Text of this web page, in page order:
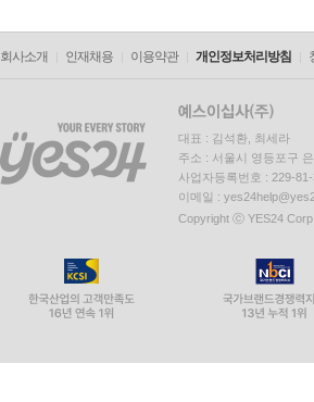
회사소개 인재채용 이용약관 개인정보처리방침
대표 : 김석환, 최세라
주소 : 서울시 영등포구
사업자등록번호 : 229-
이메일 :
Copyright ⓒ YES24